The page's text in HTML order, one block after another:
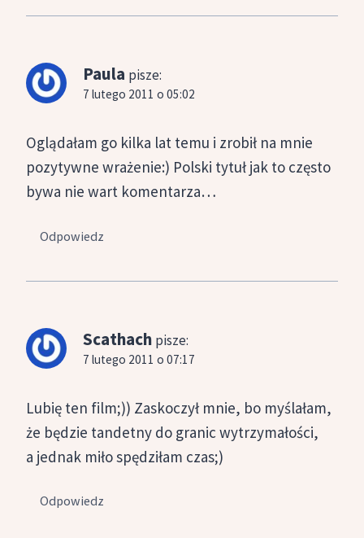
Paula pisze:
7 lutego 2011 o 05:02
Oglądałam go kilka lat temu i zrobił na mnie
pozytywne wrażenie:) Polski tytuł jak to często
bywa nie wart komentarza…
Odpowiedz
Scathach pisze:
7 lutego 2011 o 07:17
Lubię ten film;)) Zaskoczył mnie, bo myślałam,
że będzie tandetny do granic wytrzymałości,
a jednak miło spędziłam czas;)
Odpowiedz